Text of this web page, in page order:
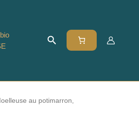
Rechercher
au potimarron,